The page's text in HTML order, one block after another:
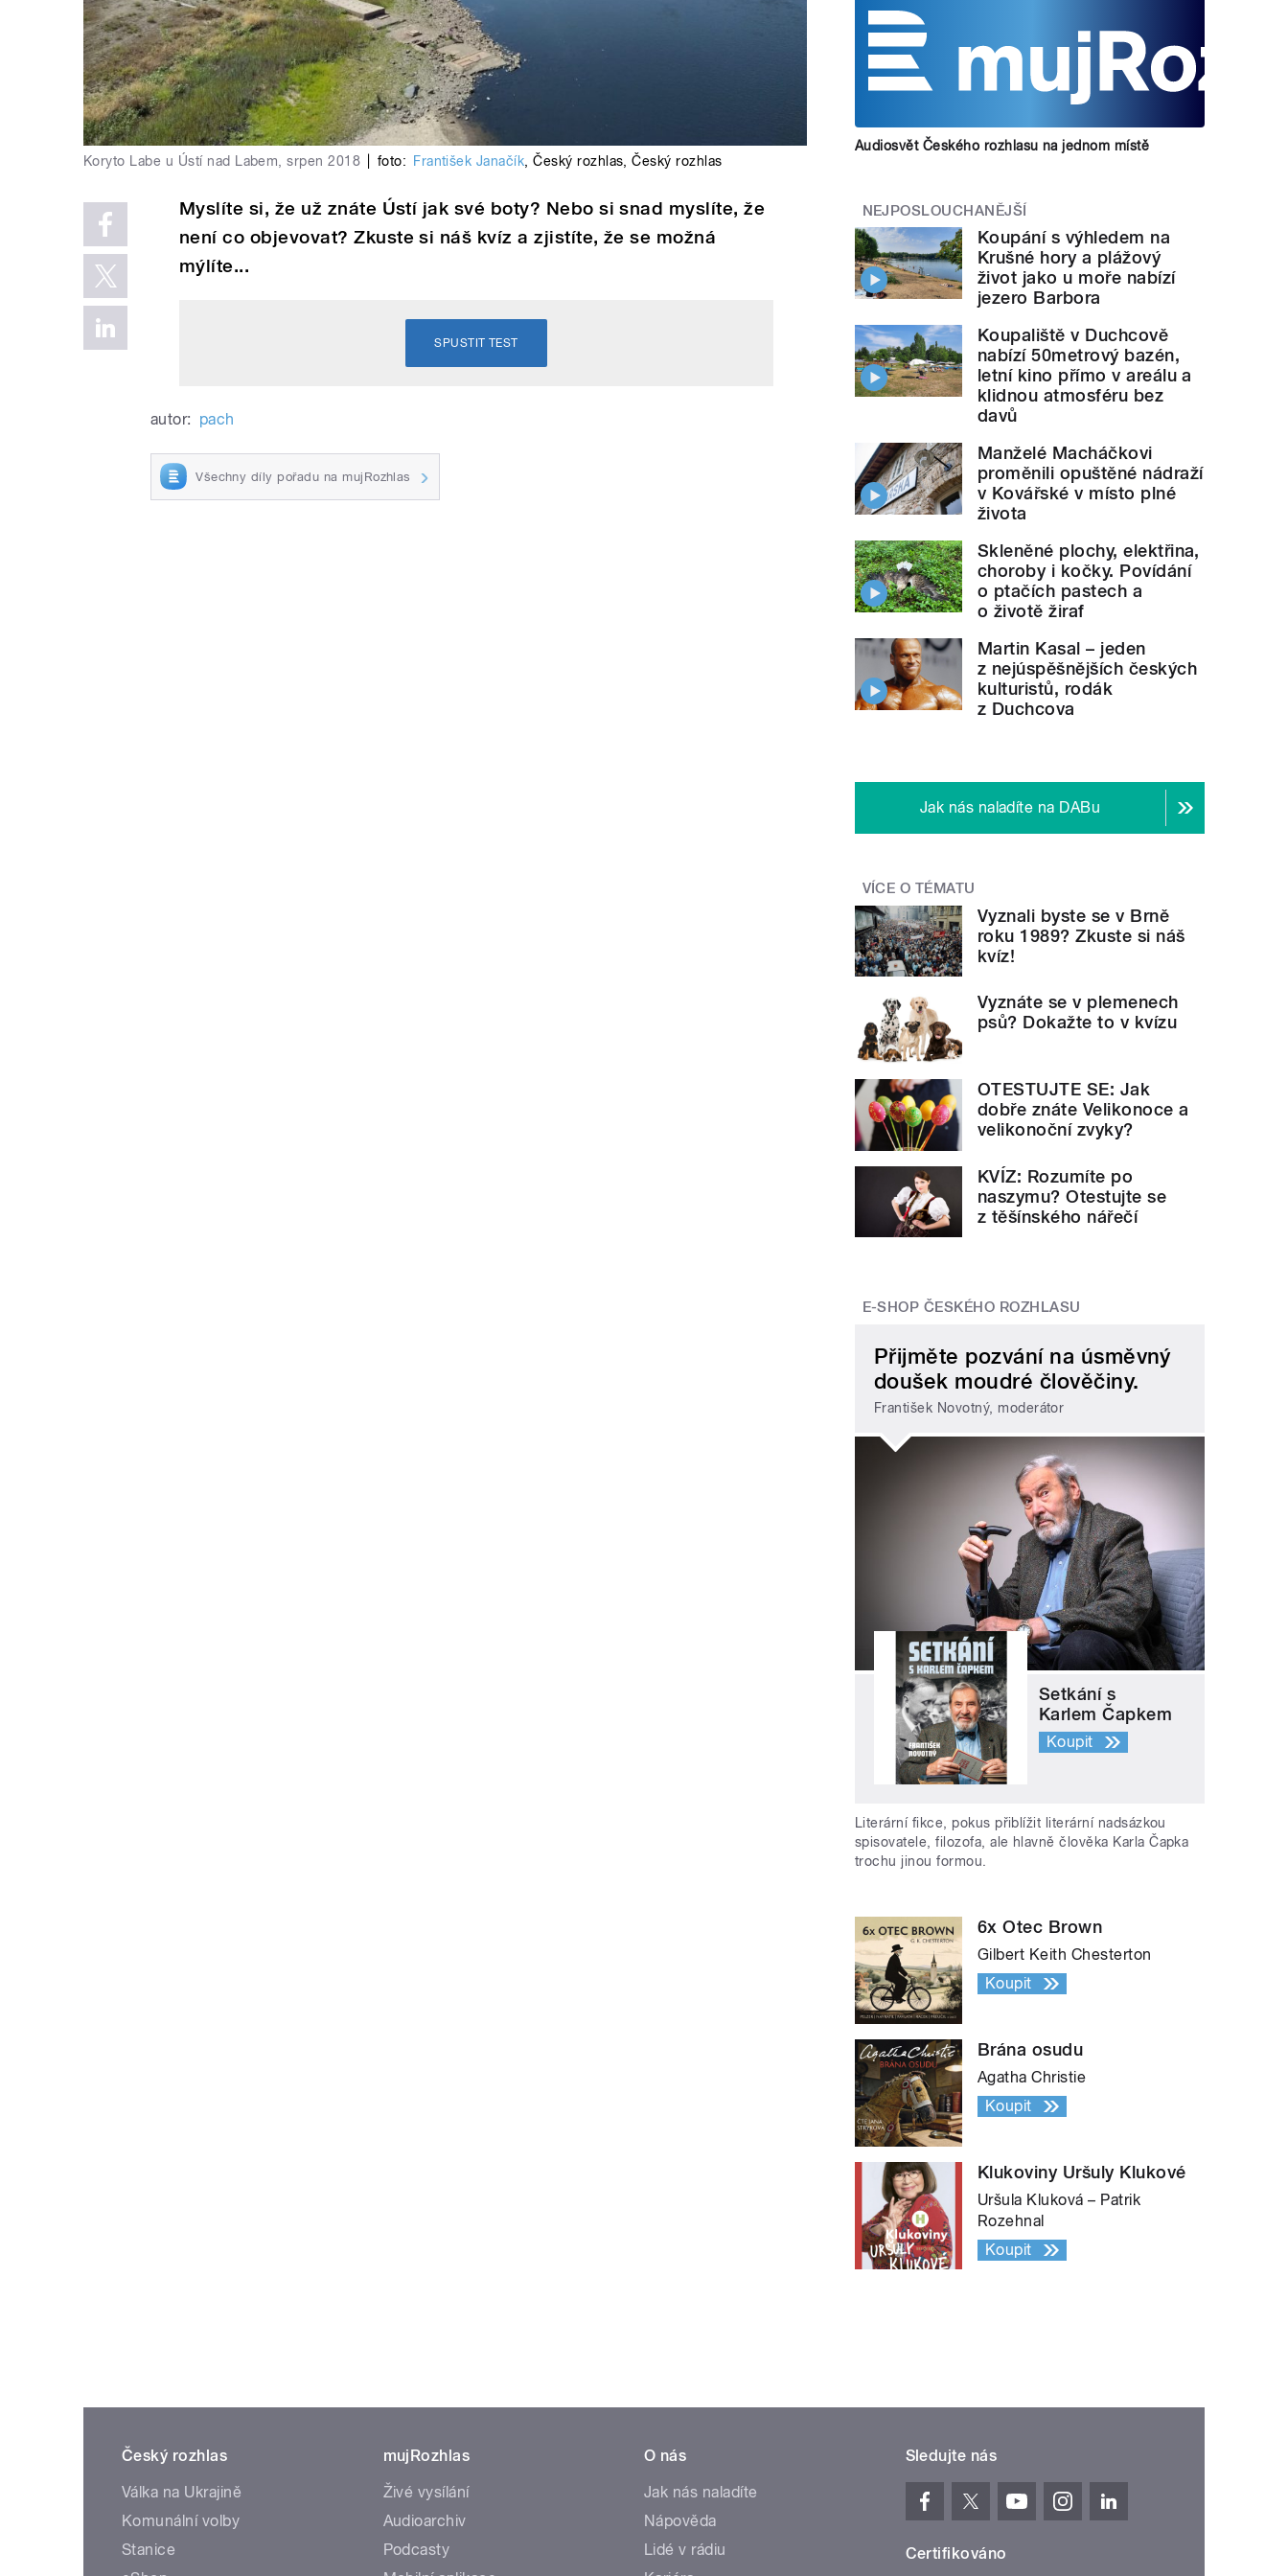
Koryto Labe u Ústí nad Labem, srpen 2018 foto: František Janačík,Český rozhlas,Český rozhlas
Myslíte si, že už znáte Ústí jak své boty? Nebo si snad myslíte, že
není co objevovat? Zkuste si náš kvíz a zjistíte, že se možná
mýlíte...
SPUSTIT TEST
autor: pach
Všechny díly pořadu na mujRozhlas
Audiosvět Českého rozhlasu na jednom místě
NEJPOSLOUCHANĚJŠÍ
Koupání s výhledem na
Krušné hory a plážový
život jako u moře nabízí
jezero Barbora
Koupaliště v Duchcově
nabízí 50metrový bazén,
letní kino přímo v areálu a
klidnou atmosféru bez
davů
Manželé Macháčkovi
proměnili opuštěné nádraží
v Kovářské v místo plné
života
Skleněné plochy, elektřina,
choroby i kočky. Povídání
o ptačích pastech a
o životě žiraf
Martin Kasal – jeden
z nejúspěšnějších českých
kulturistů, rodák
z Duchcova
Jak nás naladíte na DABu
VÍCE O TÉMATU
Vyznali byste se v Brně
roku 1989? Zkuste si náš
kvíz!
Vyznáte se v plemenech
psů? Dokažte to v kvízu
OTESTUJTE SE: Jak
dobře znáte Velikonoce a
velikonoční zvyky?
KVÍZ: Rozumíte po
naszymu? Otestujte se
z těšínského nářečí
E-SHOP ČESKÉHO ROZHLASU
Přijměte pozvání na úsměvný
doušek moudré člověčiny.
František Novotný, moderátor
Setkání s
Karlem Čapkem
Koupit
Literární fikce, pokus přiblížit literární nadsázkou
spisovatele, filozofa, ale hlavně člověka Karla Čapka
trochu jinou formou.
6x Otec Brown
Gilbert Keith Chesterton
Koupit
Brána osudu
Agatha Christie
Koupit
Klukoviny Uršuly Klukové
Uršula Kluková – Patrik
Rozehnal
Koupit
Český rozhlas
Válka na Ukrajině
Komunální volby
Stanice
mujRozhlas
Živé vysílání
Audioarchiv
Podcasty
O nás
Jak nás naladíte
Nápověda
Lidé v rádiu
Sledujte nás
Certifikováno